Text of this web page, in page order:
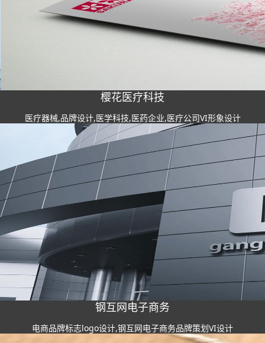
樱花医疗科技
医疗器械,品牌设计,医学科技,医药企业,医疗公司VI形象设计
钢互网电子商务
电商品牌标志logo设计,钢互网电子商务品牌策划VI设计